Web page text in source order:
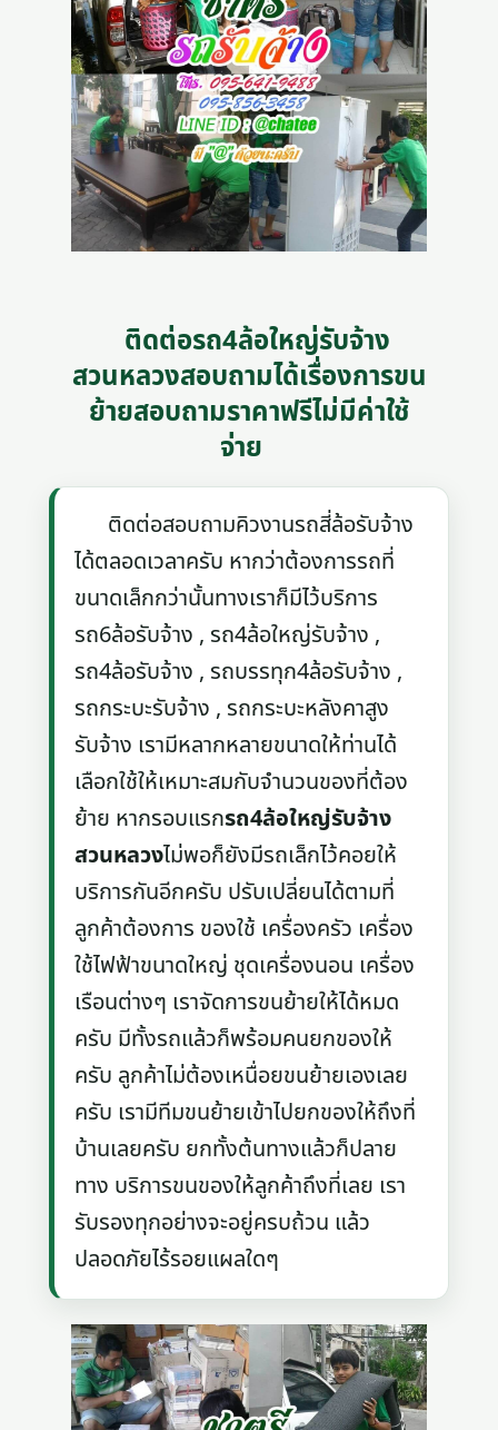
ติดต่อรถ4ล้อใหญ่รับจ้าง
สวนหลวงสอบถามได้เรื่องการขน
ย้ายสอบถามราคาฟรีไม่มีค่าใช้
จ่าย
ติดต่อสอบถามคิวงานรถสี่ล้อรับจ้าง
ได้ตลอดเวลาครับ หากว่าต้องการรถที่
ขนาดเล็กกว่านั้นทางเราก็มีไว้บริการ
รถ6ล้อรับจ้าง , รถ4ล้อใหญ่รับจ้าง ,
รถ4ล้อรับจ้าง , รถบรรทุก4ล้อรับจ้าง ,
รถกระบะรับจ้าง , รถกระบะหลังคาสูง
รับจ้าง เรามีหลากหลายขนาดให้ท่านได้
เลือกใช้ให้เหมาะสมกับจำนวนของที่ต้อง
ย้าย หากรอบแรกรถ4ล้อใหญ่รับจ้าง
สวนหลวงไม่พอก็ยังมีรถเล็กไว้คอยให้
บริการกันอีกครับ ปรับเปลี่ยนได้ตามที่
ลูกค้าต้องการ ของใช้ เครื่องครัว เครื่อง
ใช้ไฟฟ้าขนาดใหญ่ ชุดเครื่องนอน เครื่อง
เรือนต่างๆ เราจัดการขนย้ายให้ได้หมด
ครับ มีทั้งรถแล้วก็พร้อมคนยกของให้
ครับ ลูกค้าไม่ต้องเหนื่อยขนย้ายเองเลย
ครับ เรามีทีมขนย้ายเข้าไปยกของให้ถึงที่
บ้านเลยครับ ยกทั้งต้นทางแล้วก็ปลาย
ทาง บริการขนของให้ลูกค้าถึงที่เลย เรา
รับรองทุกอย่างจะอยู่ครบถ้วน แล้ว
ปลอดภัยไร้รอยแผลใดๆ